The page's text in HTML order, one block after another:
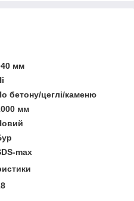
мм
бетону/цеглі/каменю
мм
max